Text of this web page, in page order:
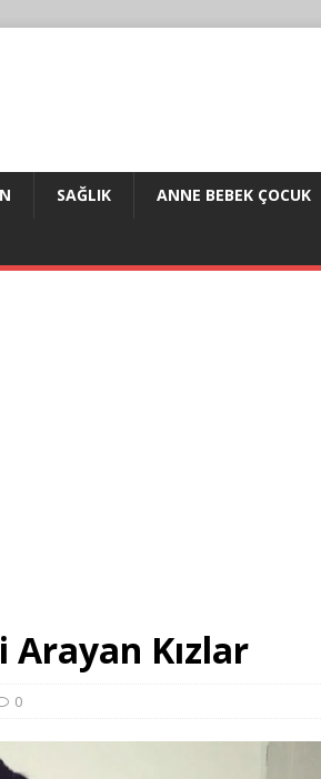
SAĞLIK ANNE BEBEK ÇOCUK
Arayan Kızlar
0